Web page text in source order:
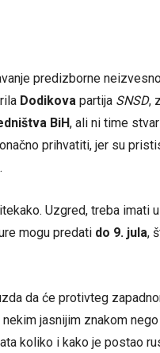
predizborne
Dodikova partija SNSD,
BiH, ali ni time
prihvatiti, jer su
Uzgred, treba imati
mogu predati do 9. jula,
da će protivteg
nekim jasnijim znakom
koliko i kako je postao